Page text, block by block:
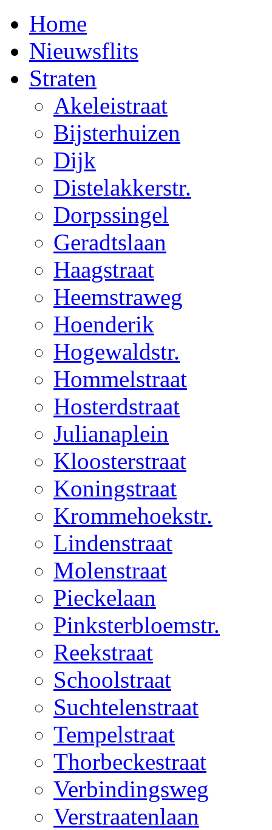
Home
Nieuwsflits
Straten
Akeleistraat
Bijsterhuizen
Dijk
Distelakkerstr.
Dorpssingel
Geradtslaan
Haagstraat
Heemstraweg
Hoenderik
Hogewaldstr.
Hommelstraat
Hosterdstraat
Julianaplein
Kloosterstraat
Koningstraat
Krommehoekstr.
Lindenstraat
Molenstraat
Pieckelaan
Pinksterbloemstr.
Reekstraat
Schoolstraat
Suchtelenstraat
Tempelstraat
Thorbeckestraat
Verbindingsweg
Verstraatenlaan